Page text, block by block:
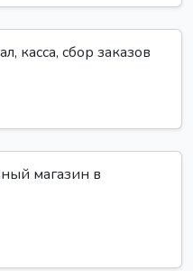
касса, сбор заказов
магазин в